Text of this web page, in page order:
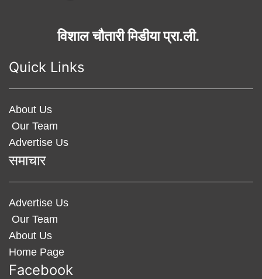
विशाल चौतारी मिडीया प्रा.ली.
Quick Links
About Us
Our Team
Advertise Us
समाचार
Advertise Us
Our Team
About Us
Home Page
Facebook